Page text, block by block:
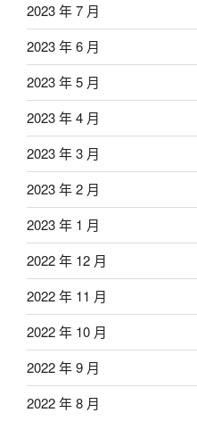
2023 年 7 月
2023 年 6 月
2023 年 5 月
2023 年 4 月
2023 年 3 月
2023 年 2 月
2023 年 1 月
2022 年 12 月
2022 年 11 月
2022 年 10 月
2022 年 9 月
2022 年 8 月